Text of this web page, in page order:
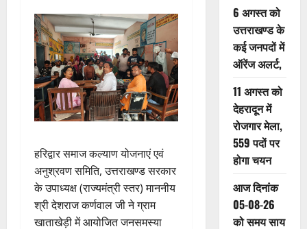
हरिद्वार समाज कल्याण योजनाएं एवं
अनुश्रवण समिति, उत्तराखण्ड सरकार
के उपाध्यक्ष (राज्यमंत्री स्तर) माननीय
श्री देशराज कर्णवाल जी ने ग्राम
खाताखेड़ी में आयोजित जनसमस्या
6 अगस्त को
उत्तराखण्ड के
कई जनपदों में
ऑरेंज अलर्ट,
11 अगस्त को
देहरादून में
रोजगार मेला,
559 पदों पर
होगा चयन
आज दिनांक
05-08-26
को समय साय